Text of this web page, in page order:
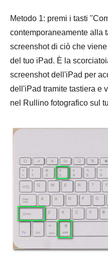
Metodo 1: premi i tasti
contemporaneamente alla
screenshot di ciò che
del tuo iPad. È la
screenshot dell'iPad per
dell'iPad tramite tastiera e
nel Rullino fotografico sul